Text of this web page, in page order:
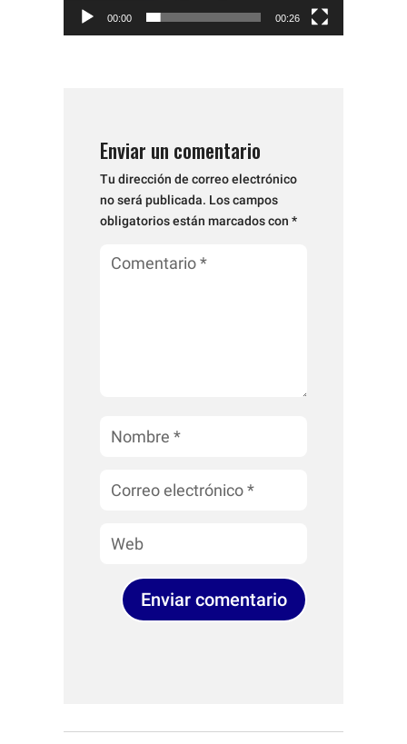
00:00 00:26
Enviar un comentario
Tu dirección de correo electrónico
no será publicada. Los campos
obligatorios están marcados con *
Enviar comentario